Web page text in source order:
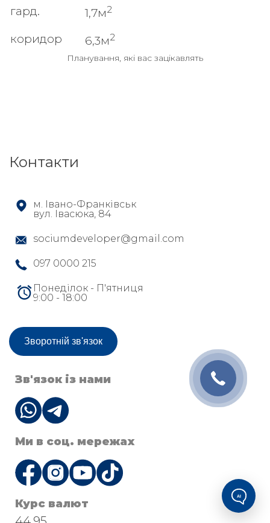
гард. 1,7м2
коридор 6,3м2
Планування, які вас зацікавлять
Контакти
м. Івано-Франківськ
вул. Івасюка, 84
sociumdeveloper@gmail.com
097 0000 215
Понеділок - П'ятниця
9:00 - 18:00
Зворотній зв'язок
Зв'язок із нами
Ми в соц. мережах
Курс валют
AI